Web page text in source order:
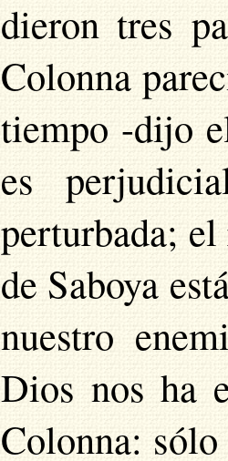
dieron tres
Colonna
tiempo -dijo
es
perturbada;
de Saboya
nuestro
Dios nos ha
Colonna: